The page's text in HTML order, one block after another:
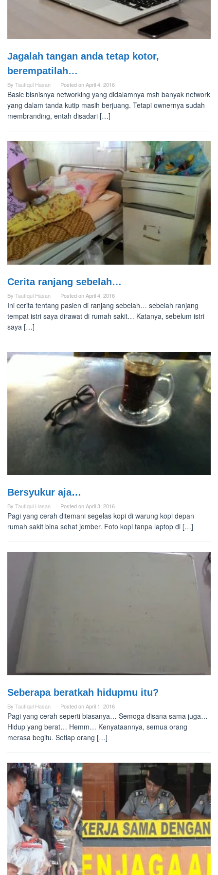
Jagalah tangan anda tetap kotor,
berempatilah…
By Taufiqul Hasan Posted onApril 4, 2016
Basic bisnisnya networking yang didalamnya msh banyak network
yang dalam tanda kutip masih berjuang. Tetapi ownernya sudah
membranding, entah disadari […]
Cerita ranjang sebelah…
By Taufiqul Hasan Posted onApril 4, 2016
Ini cerita tentang pasien di ranjang sebelah… sebelah ranjang
tempat istri saya dirawat di rumah sakit… Katanya, sebelum istri
saya […]
Bersyukur aja…
By Taufiqul Hasan Posted onApril 3, 2016
Pagi yang cerah ditemani segelas kopi di warung kopi depan
rumah sakit bina sehat jember. Foto kopi tanpa laptop di […]
Seberapa beratkah hidupmu itu?
By Taufiqul Hasan Posted onApril 1, 2016
Pagi yang cerah seperti biasanya… Semoga disana sama juga…
Hidup yang berat… Hemm… Kenyataannya, semua orang
merasa begitu. Setiap orang […]